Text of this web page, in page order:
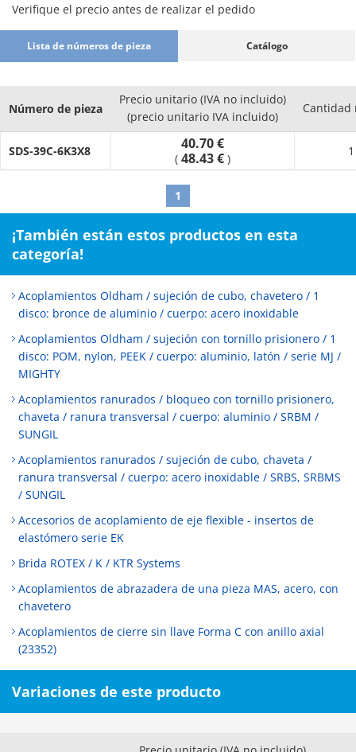
Verifique el precio antes de realizar el pedido
Lista de números de pieza Catálogo
Número de pieza
Precio unitario (IVA no incluido)
(precio unitario IVA incluido)
Cantidad
SDS-39C-6K3X8 40.70 €
( 48.43 € )
1
¡También están estos productos en esta
categoría!
Acoplamientos Oldham / sujeción de cubo, chavetero / 1
disco: bronce de aluminio / cuerpo: acero inoxidable
Acoplamientos Oldham / sujeción con tornillo prisionero / 1
disco: POM, nylon, PEEK / cuerpo: aluminio, latón / serie MJ /
MIGHTY
Acoplamientos ranurados / bloqueo con tornillo prisionero,
chaveta / ranura transversal / cuerpo: aluminio / SRBM /
SUNGIL
Acoplamientos ranurados / sujeción de cubo, chaveta /
ranura transversal / cuerpo: acero inoxidable / SRBS, SRBMS
/ SUNGIL
Accesorios de acoplamiento de eje flexible - insertos de
elastómero serie EK
Brida ROTEX / K / KTR Systems
Acoplamientos de abrazadera de una pieza MAS, acero, con
chavetero
Acoplamientos de cierre sin llave Forma C con anillo axial
(23352)
Variaciones de este producto